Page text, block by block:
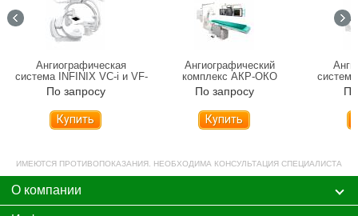
Ангиографическая
система INFINIX VC-i и VF-
i
По запросу
Купить
Ангиографический
комплекс АКР-ОКО
По запросу
Купить
ИМЕЮТСЯ ПРОТИВОПОКАЗАНИЯ. НЕОБХОДИМА КОНСУЛЬТАЦИЯ СПЕЦИАЛИСТА
О компании